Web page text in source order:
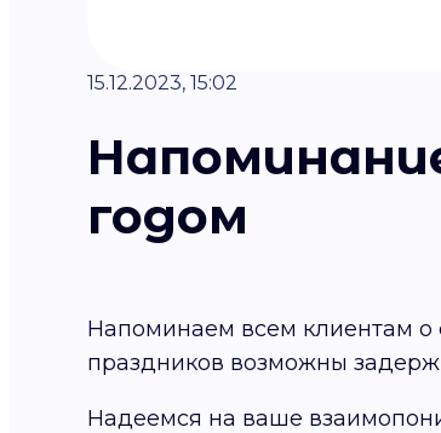
15.12.2023, 15:02
годом
Напоминаем всем клиентам о
праздников возможны
Надеемся на ваше